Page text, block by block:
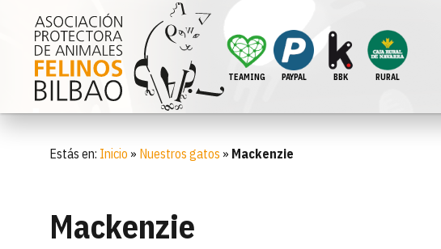
TEAMING PAYPAL BBK RURAL
Estás en: Inicio » Nuestros gatos » Mackenzie
Mackenzie